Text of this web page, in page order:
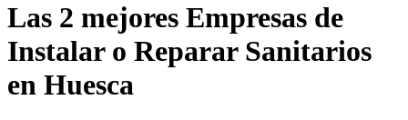
Las 2 mejores Empresas de
Instalar o Reparar Sanitarios
en Huesca